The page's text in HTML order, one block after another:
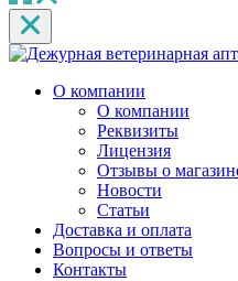
О компании
О компании
Реквизиты
Лицензия
Отзывы о
Новости
Статьи
Доставка и оплата
Вопросы и ответы
Контакты